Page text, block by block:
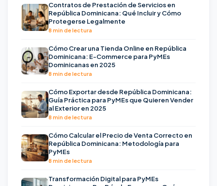
Contratos de Prestación de Servicios en
República Dominicana: Qué Incluir y Cómo
Protegerse Legalmente
8 min de lectura
Cómo Crear una Tienda Online en República
Dominicana: E-Commerce para PyMEs
Dominicanas en 2025
8 min de lectura
Cómo Exportar desde República Dominicana:
Guía Práctica para PyMEs que Quieren Vender
al Exterior en 2025
8 min de lectura
Cómo Calcular el Precio de Venta Correcto en
República Dominicana: Metodología para
PyMEs
8 min de lectura
Transformación Digital para PyMEs